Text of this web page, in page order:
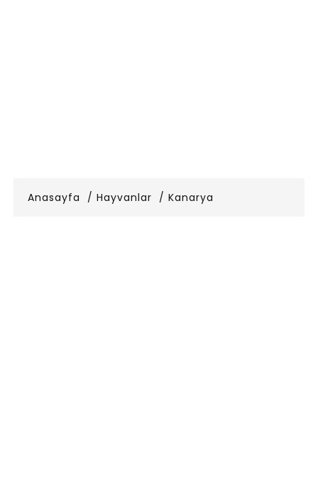
Anasayfa Hayvanlar Kanarya